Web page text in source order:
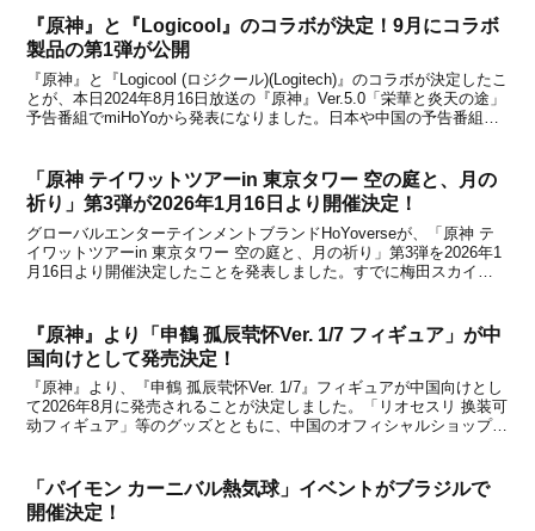
『原神』と『Logicool』のコラボが決定！9月にコラボ
製品の第1弾が公開
『原神』と『Logicool (ロジクール)(Logitech)』のコラボが決定したこ
とが、本日2024年8月16日放送の『原神』Ver.5.0「栄華と炎天の途」
予告番組でmiHoYoから発表になりました。日本や中国の予告番組、
「原神 テイワットツアーin 東京タワー 空の庭と、月の
祈り」第3弾が2026年1月16日より開催決定！
グローバルエンターテインメントブランドHoYoverseが、「原神 テ
イワットツアーin 東京タワー 空の庭と、月の祈り」第3弾を2026年1
月16日より開催決定したことを発表しました。すでに梅田スカイビ
『原神』より「申鶴 孤辰茕怀Ver. 1/7 フィギュア」が中
国向けとして発売決定！
『原神』より、『申鶴 孤辰茕怀Ver. 1/7』フィギュアが中国向けとし
て2026年8月に発売されることが決定しました。「リオセスリ 换装可
动フィギュア」等のグッズとともに、中国のオフィシャルショップで
「パイモン カーニバル熱気球」イベントがブラジルで
開催決定！